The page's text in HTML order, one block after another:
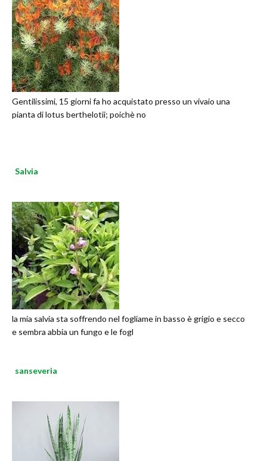
Gentilissimi, 15 giorni fa ho acquistato presso un vivaio una
pianta di lotus berthelotii; poichè no
Salvia
la mia salvia sta soffrendo nel fogliame in basso è grigio e secco
e sembra abbia un fungo e le fogl
sanseveria